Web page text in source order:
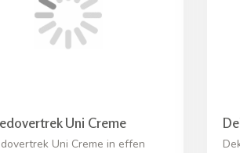
Uni Creme
Uni Creme in effen